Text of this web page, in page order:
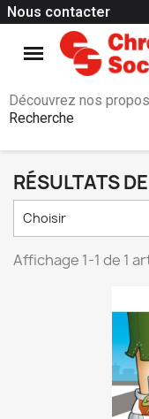
Nous contacter
Découvrez nos
Recherche
RÉSULTATS
Choisir
Affichage 1-1 de 1